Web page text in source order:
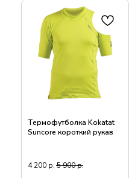
Термофутболка Kokatat
Suncore короткий рукав
4 200 р. 5 900р.